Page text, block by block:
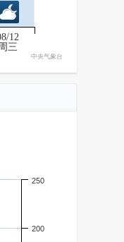
12
三
中央气象台
200
250